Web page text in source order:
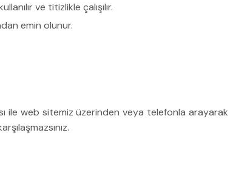
ve titizlikle çalışılır.
emin olunur.
ile web sitemiz üzerinden veya telefonla arayarak